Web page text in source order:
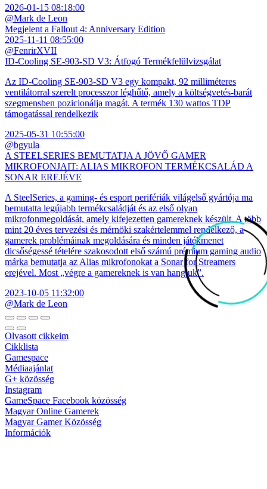
2026-01-15 08:18:00
@Mark de Leon
Megjelent a Fallout 4: Anniversary Edition
2025-11-11 08:55:00
@FenrirXVII
ID-Cooling SE-903-SD V3: Átfogó Termékfelülvizsgálat
Az ID-Cooling SE-903-SD V3 egy kompakt, 92 milliméteres
ventilátorral szerelt processzor léghűtő, amely a költségvetés-barát
szegmensben pozicionálja magát. A termék 130 wattos TDP
támogatással rendelkezik
2025-05-31 10:55:00
@bgyula
A STEELSERIES BEMUTATJA A JÖVŐ GAMER
MIKROFONJAIT: ALIAS MIKROFON TERMÉKCSALÁD A
SONAR EREJÉVE
A SteelSeries, a gaming- és esport perifériák világelső gyártója ma
bemutatta legújabb termékcsaládját és az első olyan
mikrofonmegoldását, amely kifejezetten gamereknek készült. A több
mint 20 éves tervezési és mérnöki szakértelemmel rendelkező, a
gamerek problémáinak megoldására és minden játékmenet
dicsőségessé tételére szakosodott első számú prémium gaming audio
márka bemutatja az Alias mikrofonokat a Sonar for Streamers
erejével. Most „végre a gamereknek is van hangjuk”.
2023-10-05 11:32:00
@Mark de Leon
Olvasott cikkeim
Cikklista
Gamespace
Médiaajánlat
G+ közösség
Instagram
GameSpace Facebook közösség
Magyar Online Gamerek
Magyar Gamer Közösség
Információk